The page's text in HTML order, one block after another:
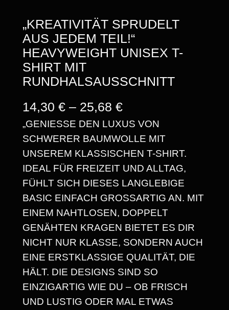
„KREATIVITÄT SPRUDELT
AUS JEDEM TEIL!“
HEAVYWEIGHT UNISEX T-
SHIRT MIT
RUNDHALSAUSSCHNITT
14,30 € – 25,68 €P
R
E
I
S
S
P
A
N
N
E
„GENIESSE DEN LUXUS VON S
CHWERER BAUMWOLLE MIT U
NSEREM KLASSISCHEN T-SHIRT. I
DEAL FÜR FREIZEIT UND ALLTAG, F
ÜHLT SICH DIESES LANGLEBIGE B
ASIC EINFACH GROSSARTIG AN. MIT EI
NEM NAHTLOSEN, DOPPELT GE
NÄHTEN KRAGEN BIETET ES DIR NI
CHT NUR KLASSE, SONDERN AUCH EI
NE ERSTKLASSIGE QUALITÄT, DIE HÄ
LT. DIE DESIGNS SIND SO EI
NZIGARTIG WIE DU – OB FRISCH UN
D LUSTIG ODER MAL ETWAS FR